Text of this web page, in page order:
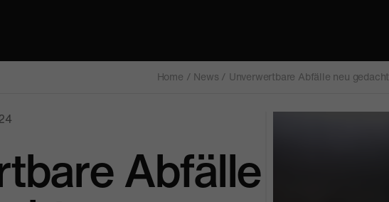
Home / News / Unverwertbare Abfälle neu gedacht
Abfälle